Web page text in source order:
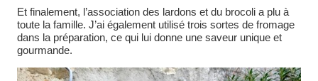
Et finalement, l’association des lardons et du brocoli a plu à
toute la famille. J’ai également utilisé trois sortes de fromage
dans la préparation, ce qui lui donne une saveur unique et
gourmande.